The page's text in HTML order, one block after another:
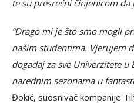
te su presrećni činjenicom da
“Drago mi je što smo mogli
našim studentima. Vjerujem
događaj za sve Univerzitete
narednim sezonama u
Đokić, suosnivač kompanije